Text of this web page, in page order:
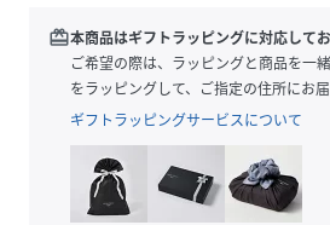
えます。
ドレスアップシーンでは華やかなア
先やバケーションにも自然に馴染む
ひとつで印象を引き上げる、モード
イヤカフです。
※オリジナル巾着にお入れしてお届け
redeem本商品はギフトラッピングに対応してお
ご希望の際は、ラッピングと商品を一
をラッピングして、ご指定の住所にお届
ギフトラッピングサービスについて